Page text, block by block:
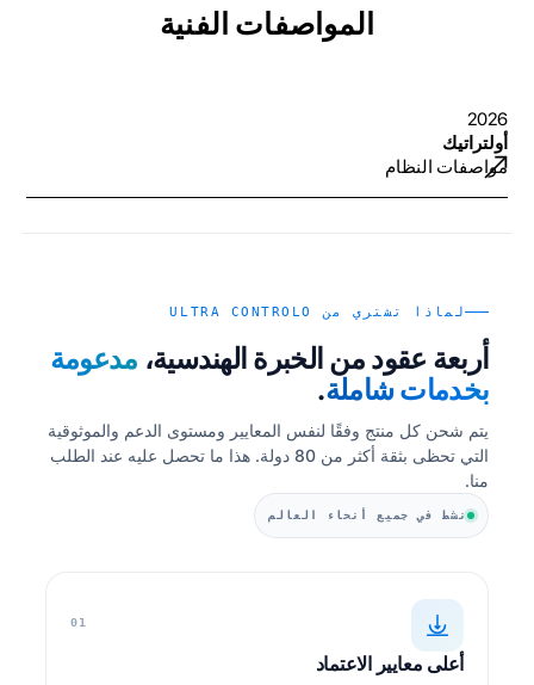
المواصفات الفنية
2026
أولتراتيك
مواصفات النظام
لماذا تشتري من ULTRA CONTROLO
أربعة عقود من الخبرة الهندسية، مدعومة
بخدمات شاملة.
يتم شحن كل منتج وفقًا لنفس المعايير ومستوى الدعم والموثوقية
التي تحظى بثقة أكثر من 80 دولة. هذا ما تحصل عليه عند الطلب
منا.
نشط في جميع أنحاء العالم
01
أعلى معايير الاعتماد